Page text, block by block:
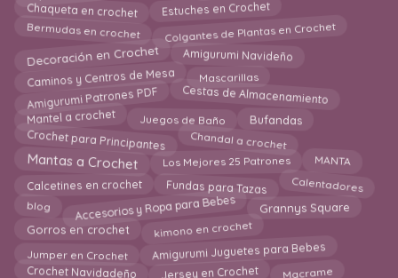
Chaqueta en crochet Estuches en Crochet
Bermudas en crochet Colgantes de Plantas en Crochet
Decoración en Crochet Amigurumi Navideño
Caminos y Centros de Mesa Mascarillas
Amigurumi Patrones PDF Cestas de Almacenamiento
Mantel a crochet Juegos de Baño Bufandas
Crochet para Principantes Chandal a crochet
Mantas a Crochet Los Mejores 25 Patrones MANTA
Calcetines en crochet Fundas para Tazas Calentadores
blog Accesorios y Ropa para Bebes Grannys Square
Gorros en crochet kimono en crochet
Jumper en Crochet Amigurumi Juguetes para Bebes
Crochet Navidadeño Jersey en Crochet